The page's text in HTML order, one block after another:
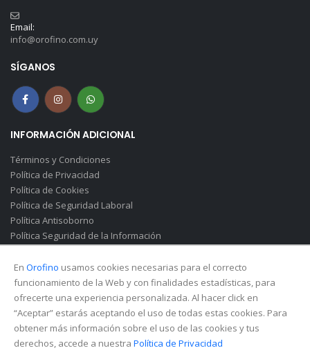
Email:
info@orofino.com.uy
SÍGANOS
INFORMACIÓN ADICIONAL
Términos y Condiciones
Política de Privacidad
Política de Cookies
Política de Seguridad Laboral
Política Antisoborno
Política Seguridad de la Información
En Orofino usamos cookies necesarias para el correcto
funcionamiento de la Web y con finalidades estadísticas, para
ofrecerte una experiencia personalizada. Al hacer click en
“Aceptar” estarás aceptando el uso de todas estas cookies. Para
obtener más información sobre el uso de las cookies y tus
derechos, accede a nuestra Política de Privacidad